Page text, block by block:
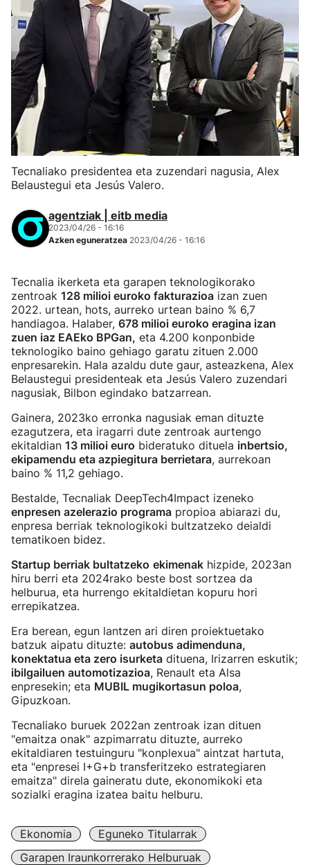
Tecnaliako presidentea eta zuzendari nagusia, Alex
Belaustegui eta Jesús Valero.
agentziak | eitb media
2023/04/26 - 16:16
Azken eguneratzea 2023/04/26 - 16:16
Tecnalia ikerketa eta garapen teknologikorako
zentroak 128 milioi euroko fakturazioa izan zuen
2022. urtean, hots, aurreko urtean baino % 6,7
handiagoa. Halaber, 678 milioi euroko eragina izan
zuen iaz EAEko BPGan, eta 4.200 konponbide
teknologiko baino gehiago garatu zituen 2.000
enpresarekin. Hala azaldu dute gaur, asteazkena, Alex
Belaustegui presidenteak eta Jesús Valero zuzendari
nagusiak, Bilbon egindako batzarrean.
Gainera, 2023ko erronka nagusiak eman dituzte
ezagutzera, eta iragarri dute zentroak aurtengo
ekitaldian 13 milioi euro bideratuko dituela inbertsio,
ekipamendu eta azpiegitura berrietara, aurrekoan
baino % 11,2 gehiago.
Bestalde, Tecnaliak DeepTech4Impact izeneko
enpresen azelerazio programa propioa abiarazi du,
enpresa berriak teknologikoki bultzatzeko deialdi
tematikoen bidez.
Startup berriak bultatzeko ekimenak hizpide, 2023an
hiru berri eta 2024rako beste bost sortzea da
helburua, eta hurrengo ekitaldietan kopuru hori
errepikatzea.
Era berean, egun lantzen ari diren proiektuetako
batzuk aipatu dituzte: autobus adimenduna,
konektatua eta zero isurketa dituena, Irizarren eskutik;
ibilgailuen automotizazioa, Renault eta Alsa
enpresekin; eta MUBIL mugikortasun poloa,
Gipuzkoan.
Tecnaliako buruek 2022an zentroak izan dituen
"emaitza onak" azpimarratu dituzte, aurreko
ekitaldiaren testuinguru "konplexua" aintzat hartuta,
eta "enpresei I+G+b transferitzeko estrategiaren
emaitza" direla gaineratu dute, ekonomikoki eta
sozialki eragina izatea baitu helburu.
Ekonomia
Eguneko Titularrak
Garapen Iraunkorrerako Helburuak